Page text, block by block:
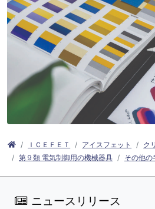
ＩＣＥＦＥＴ アイスフェット
ク
第９類 電気制御用の機械器具
その他の
ニュースリリース